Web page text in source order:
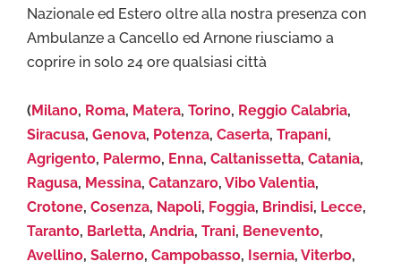
Nazionale ed Estero oltre alla nostra presenza con
Ambulanze a Cancello ed Arnone riusciamo a
coprire in solo 24 ore qualsiasi città
(Milano, Roma, Matera, Torino, Reggio Calabria,
Siracusa, Genova, Potenza, Caserta, Trapani,
Agrigento, Palermo, Enna, Caltanissetta, Catania,
Ragusa, Messina, Catanzaro, Vibo Valentia,
Crotone, Cosenza, Napoli, Foggia, Brindisi, Lecce,
Taranto, Barletta, Andria, Trani, Benevento,
Avellino, Salerno, Campobasso, Isernia, Viterbo,